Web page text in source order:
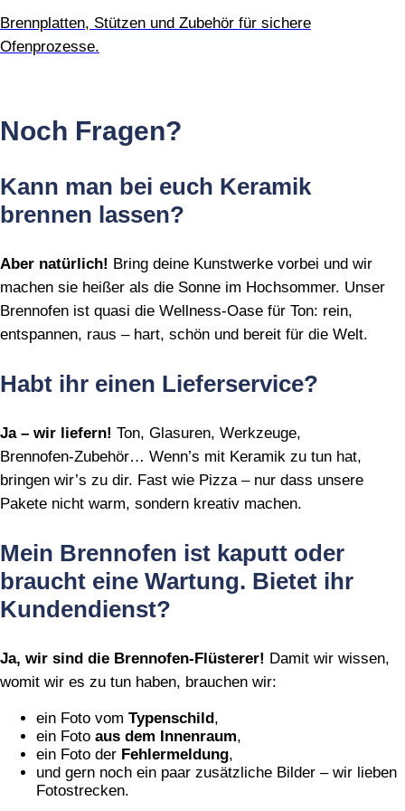
Brennplatten, Stützen und Zubehör für sichere
Ofenprozesse.
Noch Fragen?
Kann man bei euch Keramik
brennen lassen?
Aber natürlich! Bring deine Kunstwerke vorbei und wir
machen sie heißer als die Sonne im Hochsommer. Unser
Brennofen ist quasi die Wellness‑Oase für Ton: rein,
entspannen, raus – hart, schön und bereit für die Welt.
Habt ihr einen Lieferservice?
Ja – wir liefern! Ton, Glasuren, Werkzeuge,
Brennofen‑Zubehör… Wenn’s mit Keramik zu tun hat,
bringen wir’s zu dir. Fast wie Pizza – nur dass unsere
Pakete nicht warm, sondern kreativ machen.
Mein Brennofen ist kaputt oder
braucht eine Wartung. Bietet ihr
Kundendienst?
Ja, wir sind die Brennofen‑Flüsterer! Damit wir wissen,
womit wir es zu tun haben, brauchen wir:
ein Foto vom Typenschild,
ein Foto aus dem Innenraum,
ein Foto der Fehlermeldung,
und gern noch ein paar zusätzliche Bilder – wir lieben
Fotostrecken.